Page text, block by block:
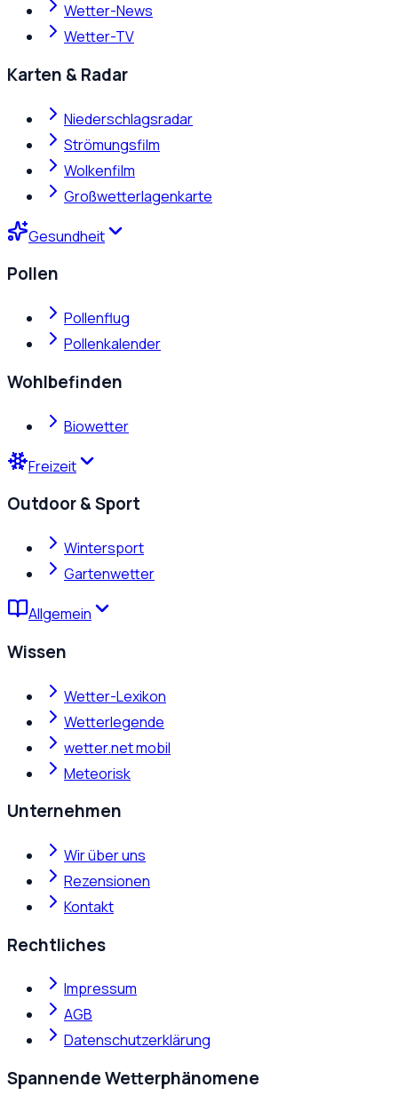
Wetter-News
Wetter-TV
Karten & Radar
Niederschlagsradar
Strömungsfilm
Wolkenfilm
Großwetterlagenkarte
Gesundheit
Pollen
Pollenflug
Pollenkalender
Wohlbefinden
Biowetter
Freizeit
Outdoor & Sport
Wintersport
Gartenwetter
Allgemein
Wissen
Wetter-Lexikon
Wetterlegende
wetter.net mobil
Meteorisk
Unternehmen
Wir über uns
Rezensionen
Kontakt
Rechtliches
Impressum
AGB
Datenschutzerklärung
Spannende Wetterphänomene